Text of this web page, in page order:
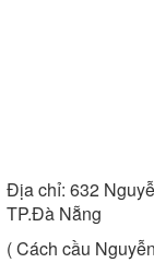
Địa chỉ: 632
TP.Đà Nẵng
( Cách cầu